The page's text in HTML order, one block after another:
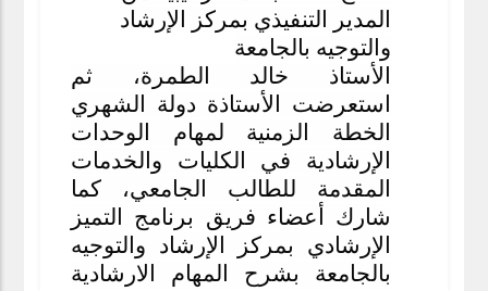
المدير التنفيذي بمركز الإرشاد
والتوجيه بالجامعة
الأستاذ خالد الطمرة، ثم
استعرضت الأستاذة دولة الشهري
الخطة الزمنية لمهام الوحدات
الإرشادية في الكليات والخدمات
المقدمة للطالب الجامعي، كما
شارك أعضاء فريق برنامج التميز
الإرشادي بمركز الإرشاد والتوجيه
بالجامعة بشرح المهام الارشادية